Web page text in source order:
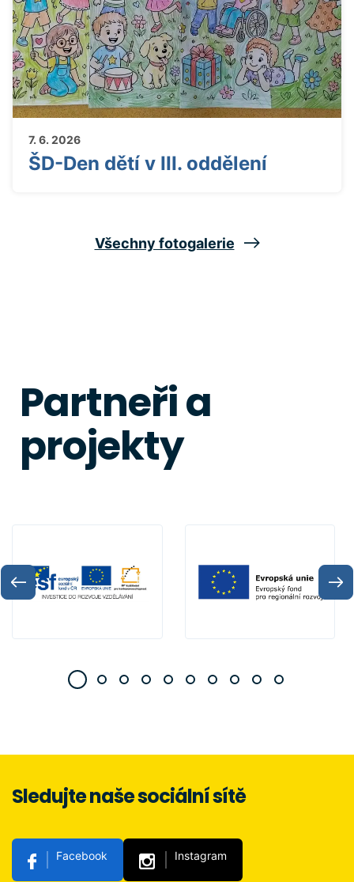
7. 6. 2026
ŠD-Den dětí v III. oddělení
Všechny fotogalerie
Partneři a
projekty
Sledujte naše sociální sítě
Facebook Instagram